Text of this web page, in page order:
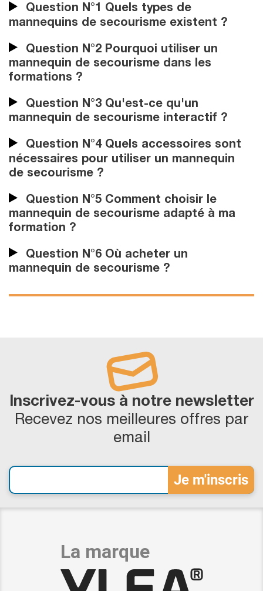
Question N°1 Quels types de
mannequins de secourisme existent ?
Question N°2 Pourquoi utiliser un
mannequin de secourisme dans les
formations ?
Question N°3 Qu'est-ce qu'un
mannequin de secourisme interactif ?
Question N°4 Quels accessoires sont
nécessaires pour utiliser un mannequin
de secourisme ?
Question N°5 Comment choisir le
mannequin de secourisme adapté à ma
formation ?
Question N°6 Où acheter un
mannequin de secourisme ?
Inscrivez-vous à notre newsletter
Recevez nos meilleures offres par
email